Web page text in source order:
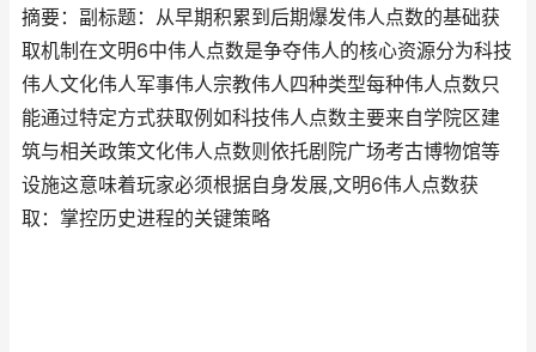
摘要：副标题：从早期积累到后期爆发伟人点数的基础获
取机制在文明6中伟人点数是争夺伟人的核心资源分为科技
伟人文化伟人军事伟人宗教伟人四种类型每种伟人点数只
能通过特定方式获取例如科技伟人点数主要来自学院区建
筑与相关政策文化伟人点数则依托剧院广场考古博物馆等
设施这意味着玩家必须根据自身发展,文明6伟人点数获
取：掌控历史进程的关键策略